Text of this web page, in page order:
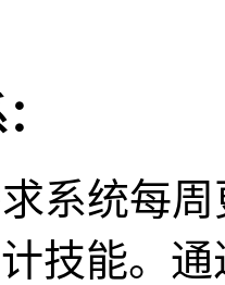
系统每
技能。